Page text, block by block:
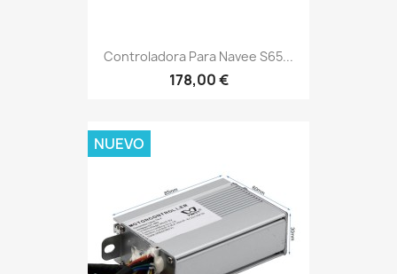
Controladora Para Navee S65...
178,00 €
NUEVO